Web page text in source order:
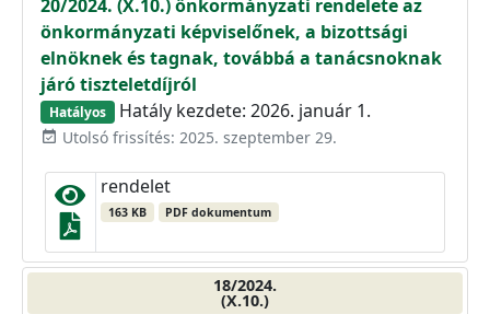
20/2024. (X.10.) önkormányzati rendelete az
önkormányzati képviselőnek, a bizottsági
elnöknek és tagnak, továbbá a tanácsnoknak
járó tiszteletdíjról
Hatályos Hatály kezdete: 2026. január 1.
event_available Utolsó frissítés: 2025. szeptember 29.
rendelet
163 KB PDF dokumentum
18/2024.
(X.10.)